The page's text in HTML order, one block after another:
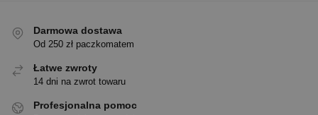
Darmowa dostawa
Od 250 zł paczkomatem
Łatwe zwroty
14 dni na zwrot towaru
Profesjonalna pomoc